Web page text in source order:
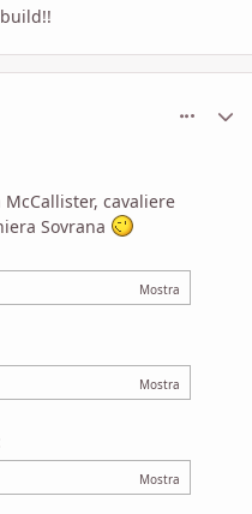
cavaliere
Sovrana